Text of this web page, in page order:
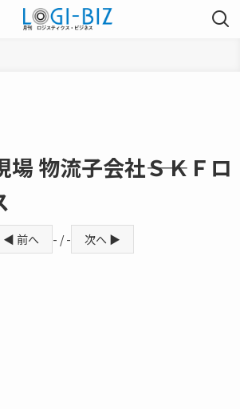
物流子会社――ＳＫＦロ
◀ 前へ - / - 次へ ▶